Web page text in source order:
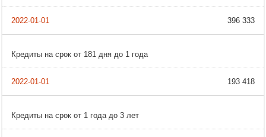
396 333
Кредиты на срок от 181 дня до 1 года
193 418
Кредиты на срок от 1 года до 3 лет